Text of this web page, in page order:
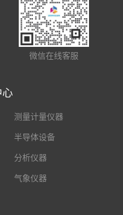
微信在线客服
心
测量计量仪器
半导体设备
分析仪器
气象仪器